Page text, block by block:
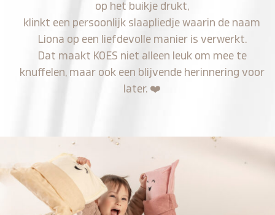
op het buikje drukt,
klinkt een persoonlijk slaapliedje waarin de naam
Liona op een liefdevolle manier is verwerkt.
Dat maakt KOES niet alleen leuk om mee te
knuffelen, maar ook een blijvende herinnering voor
later. ❤️